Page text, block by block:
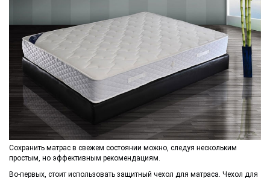
Сохранить матрас в свежем состоянии можно, следуя нескольким
простым, но эффективным рекомендациям.
Во-первых, стоит использовать защитный чехол для матраса. Чехол для